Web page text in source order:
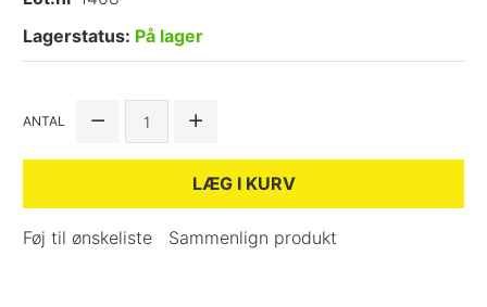
Lagerstatus: På lager
ANTAL
LÆG I KURV
Føj til ønskeliste Sammenlign produkt